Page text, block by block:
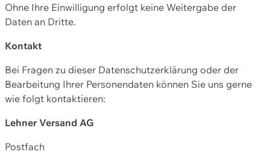
Ohne Ihre Einwilligung erfolgt keine Weitergabe der
Daten an Dritte.
Kontakt
Bei Fragen zu dieser Datenschutzerklärung oder der
Bearbeitung Ihrer Personendaten können Sie uns gerne
wie folgt kontaktieren:
Lehner Versand AG
Postfach